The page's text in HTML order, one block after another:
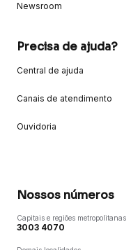
Newsroom
Precisa de ajuda?
Central de ajuda
Canais de atendimento
Ouvidoria
Nossos números
Capitais e regiões metropolitanas
3003 4070